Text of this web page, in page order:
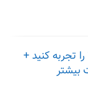
تجربه کنید +
بیشتر